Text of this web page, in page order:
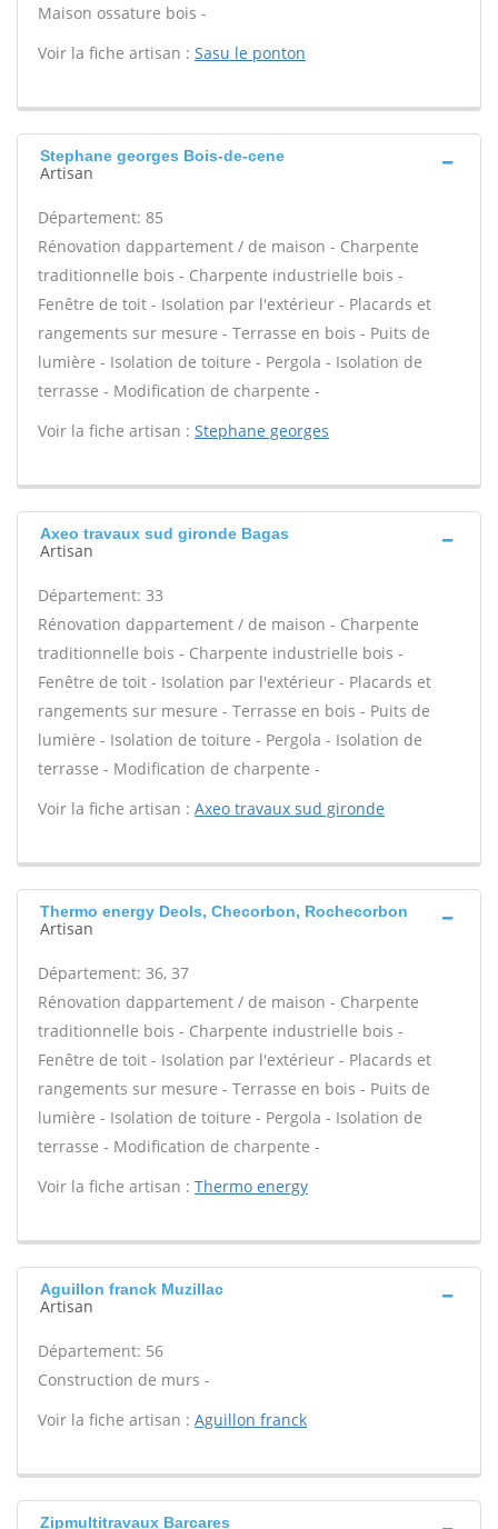
Maison ossature bois -
Voir la fiche artisan : Sasu le ponton
Stephane georges Bois-de-cene
Artisan
Département: 85
Rénovation dappartement / de maison - Charpente
traditionnelle bois - Charpente industrielle bois -
Fenêtre de toit - Isolation par l'extérieur - Placards et
rangements sur mesure - Terrasse en bois - Puits de
lumière - Isolation de toiture - Pergola - Isolation de
terrasse - Modification de charpente -
Voir la fiche artisan : Stephane georges
Axeo travaux sud gironde Bagas
Artisan
Département: 33
Rénovation dappartement / de maison - Charpente
traditionnelle bois - Charpente industrielle bois -
Fenêtre de toit - Isolation par l'extérieur - Placards et
rangements sur mesure - Terrasse en bois - Puits de
lumière - Isolation de toiture - Pergola - Isolation de
terrasse - Modification de charpente -
Voir la fiche artisan : Axeo travaux sud gironde
Thermo energy Deols, Checorbon, Rochecorbon
Artisan
Département: 36, 37
Rénovation dappartement / de maison - Charpente
traditionnelle bois - Charpente industrielle bois -
Fenêtre de toit - Isolation par l'extérieur - Placards et
rangements sur mesure - Terrasse en bois - Puits de
lumière - Isolation de toiture - Pergola - Isolation de
terrasse - Modification de charpente -
Voir la fiche artisan : Thermo energy
Aguillon franck Muzillac
Artisan
Département: 56
Construction de murs -
Voir la fiche artisan : Aguillon franck
Zipmultitravaux Barcares